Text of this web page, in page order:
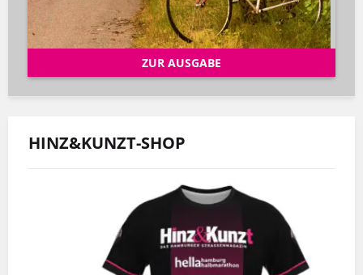
ZUR AUSGABE
HINZ&KUNZT-SHOP